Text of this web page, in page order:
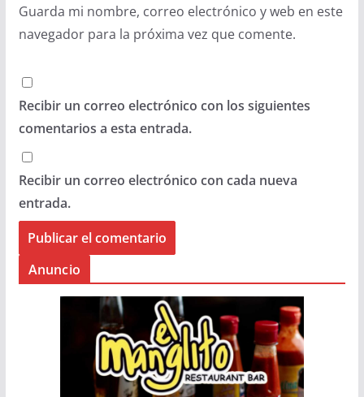
Guarda mi nombre, correo electrónico y web en este
navegador para la próxima vez que comente.
Recibir un correo electrónico con los siguientes
comentarios a esta entrada.
Recibir un correo electrónico con cada nueva
entrada.
Anuncio